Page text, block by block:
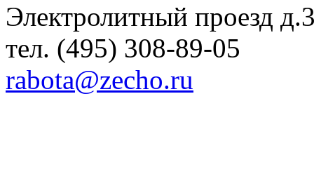
Электролитный проезд
тел. (495) 308-89-05
rabota@zecho.ru